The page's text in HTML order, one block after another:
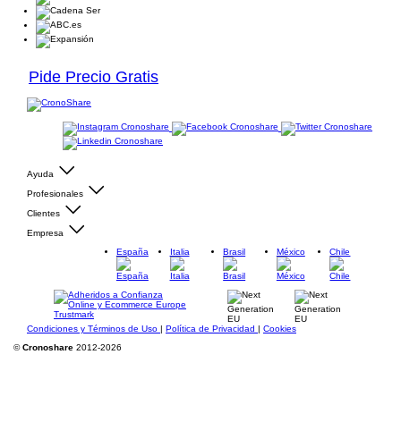
Pide Precio Gratis
Ayuda
Profesionales
Clientes
Empresa
España
Italia Brasil México Chile
Condiciones y Términos de Uso | Política de Privacidad | Cookies
©Cronoshare 2012-2026